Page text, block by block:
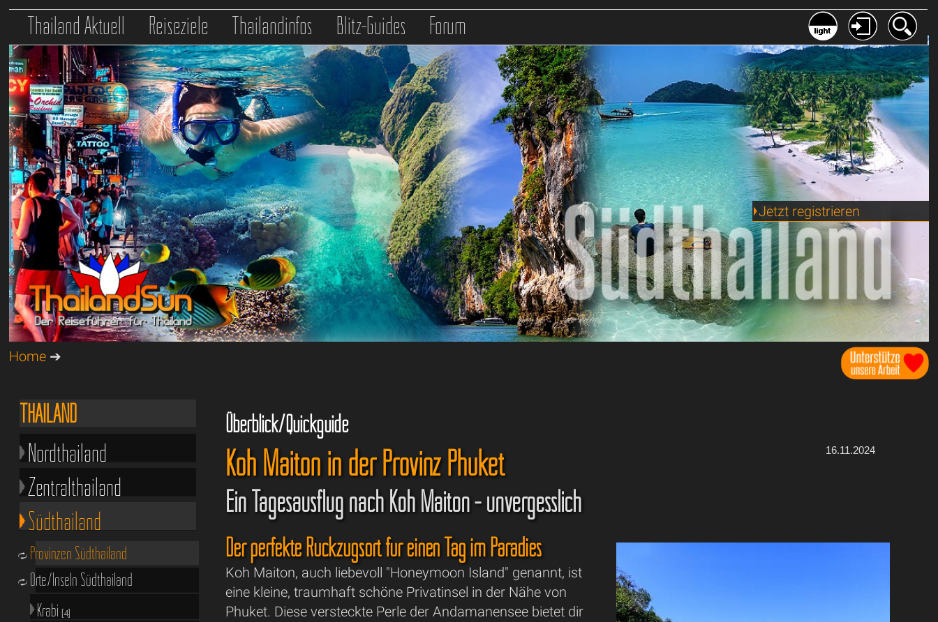
Thailand Aktuell Reiseziele Thailandinfos Blitz-Guides Forum
Jetzt registrieren
Home ➔
Überblick/Quickguide
16.11.2024
Koh Maiton in der Provinz Phuket
Ein Tagesausflug nach Koh Maiton - unvergesslich
Der perfekte Rückzugsort für einen Tag im Paradies
Koh Maiton, auch liebevoll "Honeymoon Island" genannt, ist
eine kleine, traumhaft schöne Privatinsel in der Nähe von
Phuket. Diese versteckte Perle der Andamanensee bietet dir
THAILAND
Nordthailand
Zentralthailand
Südthailand
Provinzen Südthailand
Orte/Inseln Südthailand
Krabi [4]